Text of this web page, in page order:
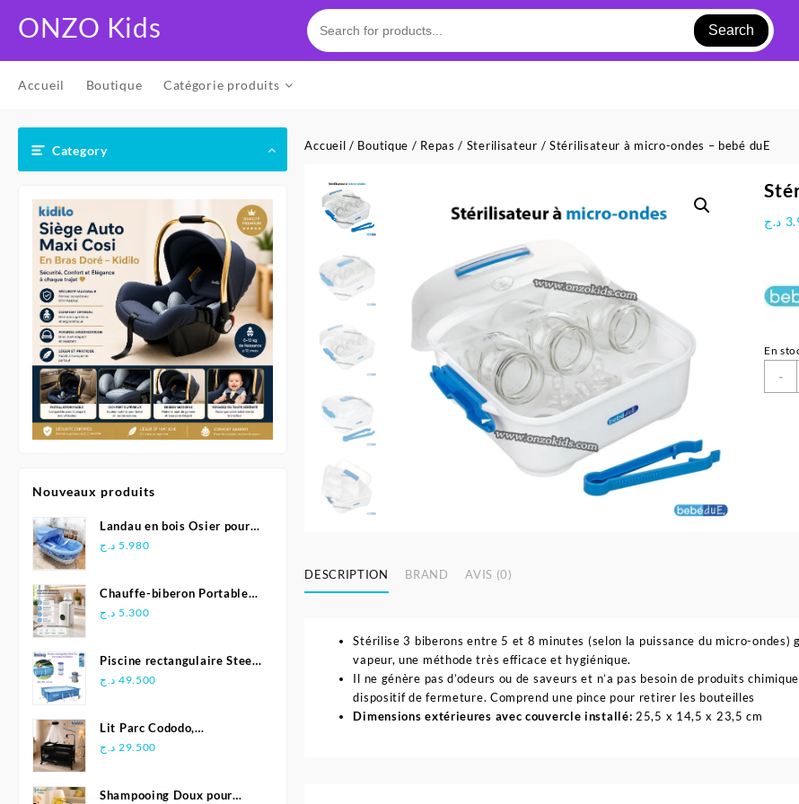
ONZO Kids Search
Accueil Boutique Catégorie produits
Category
Nouveaux produits
Landau en bois Osier pour
bébé5.980 د.ج
Chauffe-biberon Portable
pour Voyage
5.300 د.ج
Piscine rectangulaire Steel
Pro avec pompe de
49.500 د.ج
Lit Parc Cododo,
Multifonction - Kidilo
29.500 د.ج
Shampooing Doux pour
Accueil / Boutique / Repas / Sterilisateur / Stérilisateur à micro-ondes – bebé duE
د.ج
En
-
DESCRIPTION BRAND AVIS (0)
Stérilise 3 biberons entre 5 et 8 minutes (selon la puissance du micro-
vapeur, une méthode très efficace et hygiénique.
Il ne génère pas d’odeurs ou de saveurs et n’a pas besoin de produits
dispositif de fermeture. Comprend une pince pour retirer les bouteilles
Dimensions extérieures avec couvercle installé: 25,5 x 14,5 x 23,5 cm